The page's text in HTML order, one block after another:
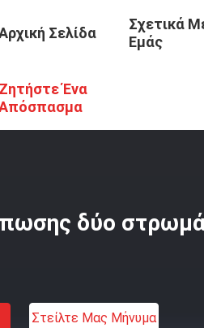
Σελίδα
Σχετικά
Εμάς
Ζητήστε Ένα
/ Πιάτα Εκτύπωσης ΚΠΜ (Κοινή
δύο
Στείλτε Μας Μήνυμα